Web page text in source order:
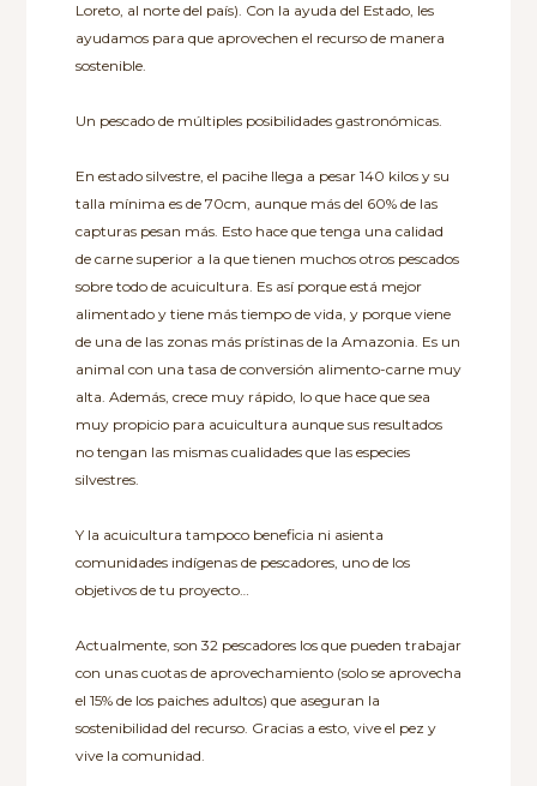
Loreto, al norte del país). Con la ayuda del Estado, les
ayudamos para que aprovechen el recurso de manera
sostenible.
Un pescado de múltiples posibilidades gastronómicas.
En estado silvestre, el pacihe llega a pesar 140 kilos y su
talla mínima es de 70cm, aunque más del 60% de las
capturas pesan más. Esto hace que tenga una calidad
de carne superior a la que tienen muchos otros pescados
sobre todo de acuicultura. Es así porque está mejor
alimentado y tiene más tiempo de vida, y porque viene
de una de las zonas más prístinas de la Amazonia. Es un
animal con una tasa de conversión alimento-carne muy
alta. Además, crece muy rápido, lo que hace que sea
muy propicio para acuicultura aunque sus resultados
no tengan las mismas cualidades que las especies
silvestres.
Y la acuicultura tampoco beneficia ni asienta
comunidades indígenas de pescadores, uno de los
objetivos de tu proyecto…
Actualmente, son 32 pescadores los que pueden trabajar
con unas cuotas de aprovechamiento (solo se aprovecha
el 15% de los paiches adultos) que aseguran la
sostenibilidad del recurso. Gracias a esto, vive el pez y
vive la comunidad.